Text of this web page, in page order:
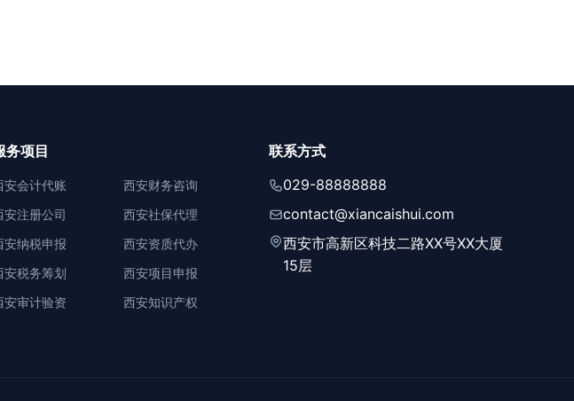
务项目
安会计代账
安注册公司
安纳税申报
安税务筹划
安审计验资
西安财务咨询
西安社保代理
西安资质代办
西安项目申报
西安知识产权
联系方式
029-88888888
contact@xiancaishui.com
西安市高新区科技二路XX号XX大厦
15层